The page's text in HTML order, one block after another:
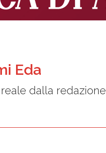
Eda
dalla redazione